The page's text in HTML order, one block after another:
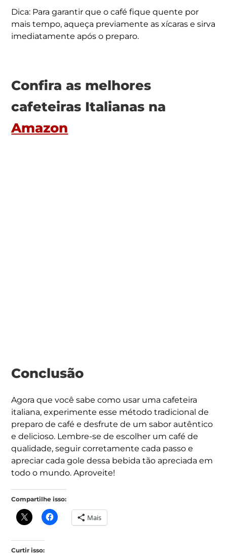
Dica: Para garantir que o café fique quente por
mais tempo, aqueça previamente as xícaras e sirva
imediatamente após o preparo.
Confira as melhores
cafeteiras Italianas na
Amazon
Conclusão
Agora que você sabe como usar uma cafeteira
italiana, experimente esse método tradicional de
preparo de café e desfrute de um sabor autêntico
e delicioso. Lembre-se de escolher um café de
qualidade, seguir corretamente cada passo e
apreciar cada gole dessa bebida tão apreciada em
todo o mundo. Aproveite!
Compartilhe isso:
Mais
Curtir isso: